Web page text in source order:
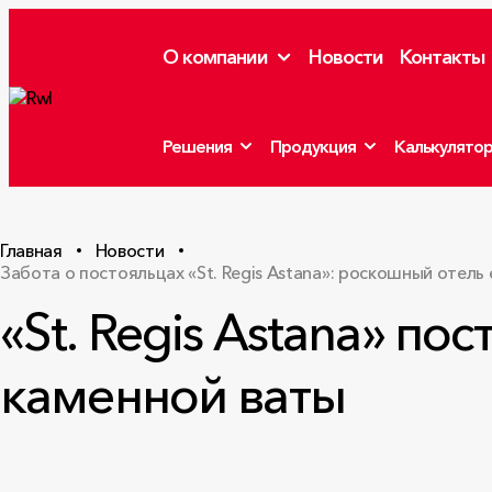
О компании Новости Контакты
Решения Продукция
Главная
Новости
Забота о постояльцах «St. Regis Astana»: роскошный
«St. Regis Astana»
каменной ваты